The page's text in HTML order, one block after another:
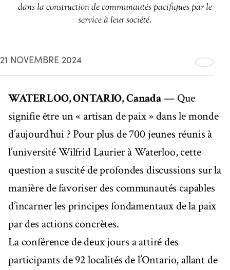
dans la construction de communautés pacifiques par le
service à leur société.
21 NOVEMBRE 2024
WATERLOO, ONTARIO, Canada— Que
signifie être un « artisan de paix » dans le monde
d’aujourd’hui ? Pour plus de 700 jeunes réunis à
l’université Wilfrid Laurier à Waterloo, cette
question a suscité de profondes discussions sur la
manière de favoriser des communautés capables
d’incarner les principes fondamentaux de la paix
par des actions concrètes.
La conférence de deux jours a attiré des
participants de 92 localités de l’Ontario, allant de